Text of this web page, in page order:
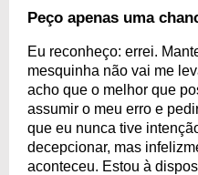
Peço apenas uma
Eu reconheço: errei.
mesquinha não vai me
acho que o melhor que
assumir o meu erro e
que eu nunca tive
decepcionar, mas
aconteceu. Estou à